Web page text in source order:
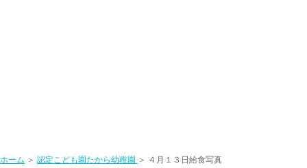
ホーム ＞ 認定こども園たから幼稚園 ＞ ４月１３日給食写真